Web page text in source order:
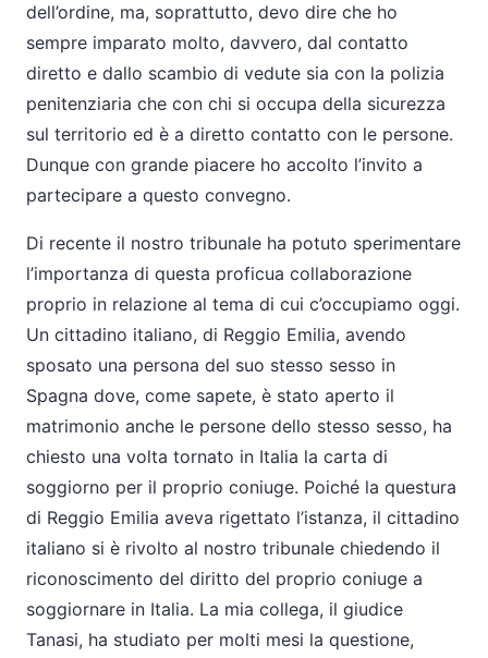
dell’ordine, ma, soprattutto, devo dire che ho
sempre imparato molto, davvero, dal contatto
diretto e dallo scambio di vedute sia con la polizia
penitenziaria che con chi si occupa della sicurezza
sul territorio ed è a diretto contatto con le persone.
Dunque con grande piacere ho accolto l’invito a
partecipare a questo convegno.
Di recente il nostro tribunale ha potuto sperimentare
l’importanza di questa proficua collaborazione
proprio in relazione al tema di cui c’occupiamo oggi.
Un cittadino italiano, di Reggio Emilia, avendo
sposato una persona del suo stesso sesso in
Spagna dove, come sapete, è stato aperto il
matrimonio anche le persone dello stesso sesso, ha
chiesto una volta tornato in Italia la carta di
soggiorno per il proprio coniuge. Poiché la questura
di Reggio Emilia aveva rigettato l’istanza, il cittadino
italiano si è rivolto al nostro tribunale chiedendo il
riconoscimento del diritto del proprio coniuge a
soggiornare in Italia. La mia collega, il giudice
Tanasi, ha studiato per molti mesi la questione,